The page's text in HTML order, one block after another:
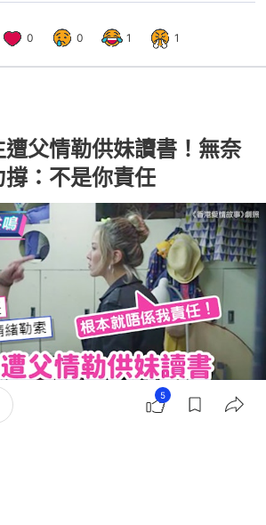
0 0 1 1
父情勒供妹讀書！無奈
：不是你責任
5